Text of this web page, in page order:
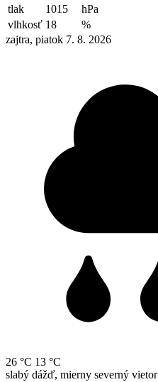
tlak
1015
hPa
vlhkosť 18
%
zajtra, piatok 7. 8. 2026
26 °C 13 °C
slabý dážď, mierny severný vietor